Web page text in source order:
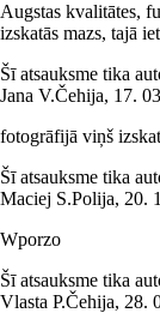
Augstas kvalitātes,
izskatās mazs, tajā
Šī atsauksme tika
Jana V.Čehija, 17.
fotogrāfijā viņš
Šī atsauksme tika
Maciej S.Polija, 20.
Wporzo
Šī atsauksme tika
Vlasta P.Čehija, 28.